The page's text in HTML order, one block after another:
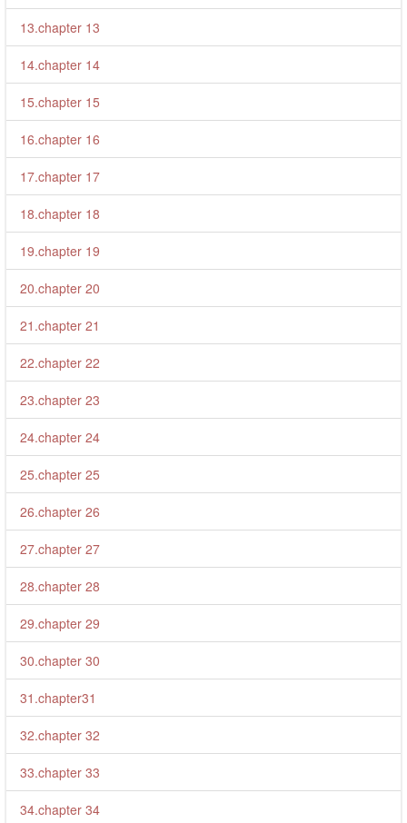
13.chapter 13
14.chapter 14
15.chapter 15
16.chapter 16
17.chapter 17
18.chapter 18
19.chapter 19
20.chapter 20
21.chapter 21
22.chapter 22
23.chapter 23
24.chapter 24
25.chapter 25
26.chapter 26
27.chapter 27
28.chapter 28
29.chapter 29
30.chapter 30
31.chapter31
32.chapter 32
33.chapter 33
34.chapter 34